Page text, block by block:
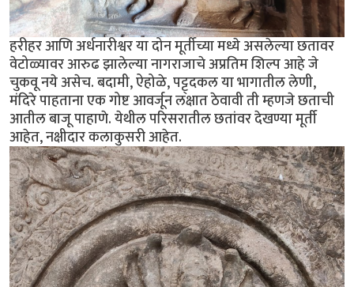
हरीहर आणि अर्धनारीश्वर या दोन मूर्तीच्या मध्ये असलेल्या छतावर
वेटोळ्यावर आरुढ झालेल्या नागराजाचे अप्रतिम शिल्प आहे जे
चुकवू नये असेच. बदामी, ऐहोळे, पट्ट्दकल या भागातील लेणी,
मंदिरे पाहताना एक गोष्ट आवर्जून लक्षात ठेवावी ती म्हणजे छताची
आतील बाजू पाहाणे. येथील परिसरातील छतांवर देखण्या मूर्ती
आहेत, नक्षीदार कलाकुसरी आहेत.